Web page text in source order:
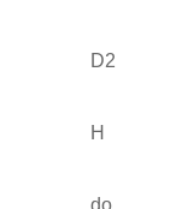
D2
H
do